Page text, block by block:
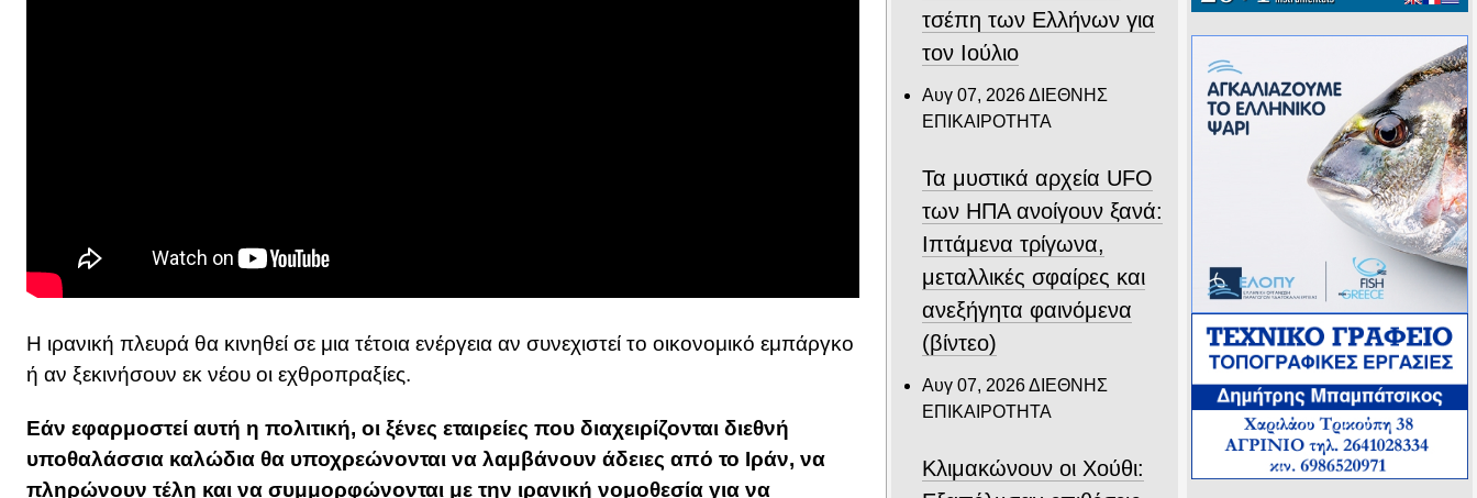
Η ιρανική πλευρά θα κινηθεί σε μια τέτοια ενέργεια αν συνεχιστεί το οικονομικό εμπάργκο
ή αν ξεκινήσουν εκ νέου οι εχθροπραξίες.
Εάν εφαρμοστεί αυτή η πολιτική, οι ξένες εταιρείες που διαχειρίζονται διεθνή
υποθαλάσσια καλώδια θα υποχρεώνονται να λαμβάνουν άδειες από το Ιράν, να
πληρώνουν τέλη και να συμμορφώνονται με την ιρανική νομοθεσία για να
τσέπη των Ελλήνων για
τον Ιούλιο
Αυγ 07, 2026ΔΙΕΘΝΗΣ
ΕΠΙΚΑΙΡΟΤΗΤΑ
Τα μυστικά αρχεία UFO
των ΗΠΑ ανοίγουν ξανά:
Ιπτάμενα τρίγωνα,
μεταλλικές σφαίρες και
ανεξήγητα φαινόμενα
(βίντεο)
Αυγ 07, 2026ΔΙΕΘΝΗΣ
ΕΠΙΚΑΙΡΟΤΗΤΑ
Κλιμακώνουν οι Χούθι: